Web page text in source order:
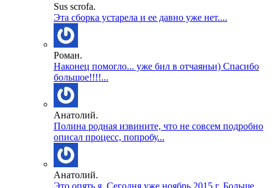
Sus scrofa.
Эта сборка устарела и ее давно уже нет....
Роман.
Наконец помогло... уже бил в отчаяньи) Спасибо
большое!!!!...
Анатолий.
Полина родная извините, что не совсем подробно
описал процесс, попробу...
Анатолий.
Это опять я. Сегодня уже ноябрь 2015 г. Больше